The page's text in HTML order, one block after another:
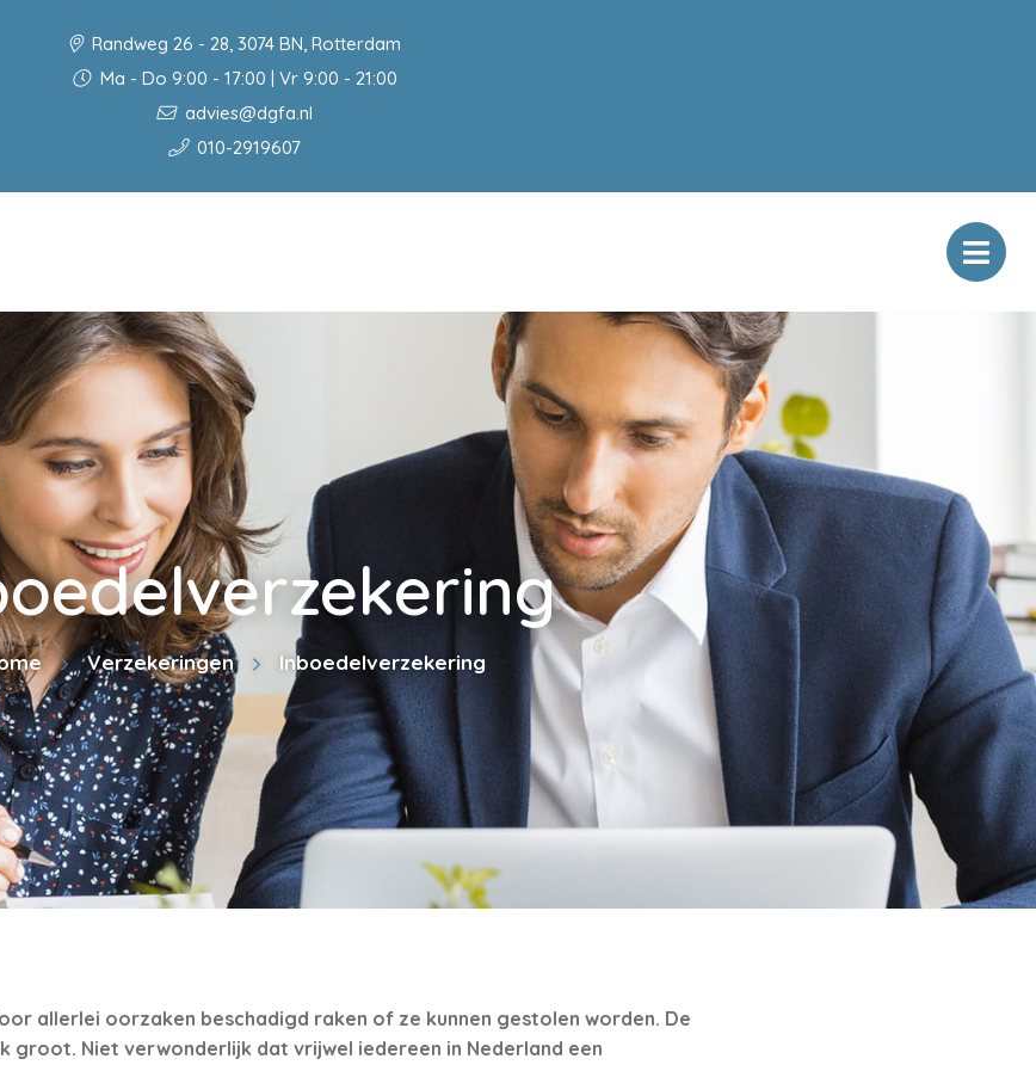
Randweg 26 - 28, 3074 BN, Rotterdam
Ma - Do 9:00 - 17:00 | Vr 9:00 - 21:00
advies@dgfa.nl
010-2919607
Verzekeringen Inboedelverzekering
allerlei oorzaken beschadigd raken of ze kunnen gestolen worden. De
groot. Niet verwonderlijk dat vrijwel iedereen in Nederland een